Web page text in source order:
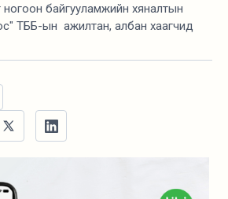
байгууламжийн хяналтын
ТББ-ын ажилтан, албан хаагчид